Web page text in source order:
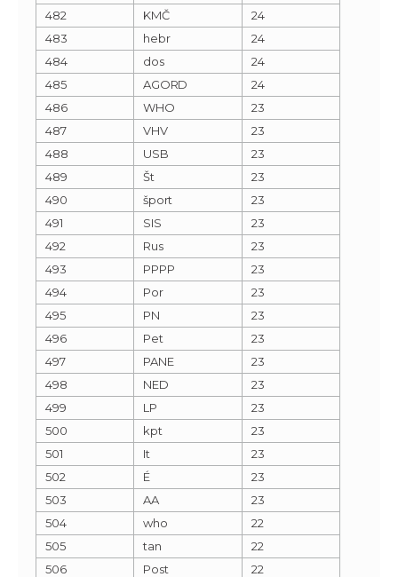
482
KMČ
24
483
hebr
24
484
dos
24
485
AGORD
24
486
WHO
23
487
VHV
23
488
USB
23
489
Št
23
490
šport
23
491
SIS
23
492
Rus
23
493
PPPP
23
494
Por
23
495
PN
23
496
Pet
23
497
PANE
23
498
NED
23
499
LP
23
500
kpt
23
501
It
23
502
É
23
503
AA
23
504
who
22
505
tan
22
506
Post
22